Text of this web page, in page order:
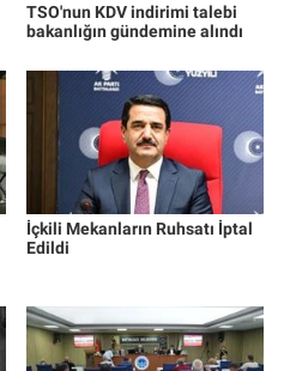
TSO'nun KDV indirimi talebi
bakanlığın gündemine alındı
İçkili Mekanların Ruhsatı İptal
Edildi